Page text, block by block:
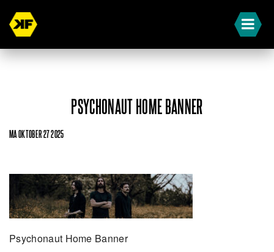
PSYCHONAUT HOME BANNER
MA OKTOBER 27 2025
Psychonaut Home Banner